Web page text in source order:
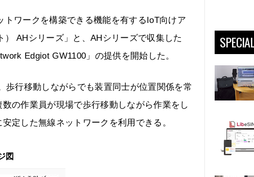
ワークを構築できる機能を有するIoT向けア
AHシリーズ」と、AHシリーズで収集した
Edgiot GW1100」の提供を開始した。
行移動しながらでも装置同士が位置関係を常
の作業員が現場で歩行移動しながら作業をし
定した無線ネットワークを利用できる。
図